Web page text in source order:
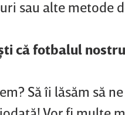
sau alte metode
că fotbalul
Să îi lăsăm să